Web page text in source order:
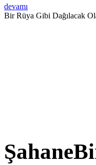
devamı
Bir Rüya Gibi Dağılacak